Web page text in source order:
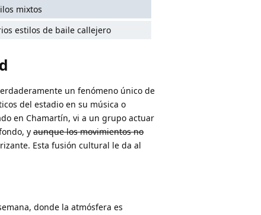
mixtos
estilos de baile callejero
un fenómeno único de
del estadio en su música o
en Chamartín, vi a un grupo actuar
y aunque los movimientos no
Esta fusión cultural le da al
donde la atmósfera es